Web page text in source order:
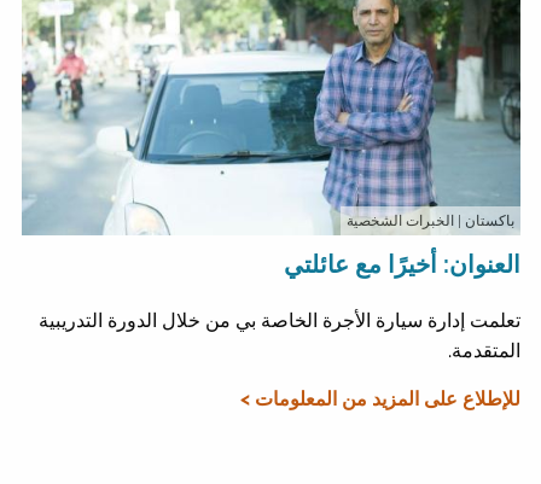
باكستان | الخبرات الشخصية
العنوان: أخيرًا مع عائلتي
تعلمت إدارة سيارة الأجرة الخاصة بي من خلال الدورة التدريبية
المتقدمة.
للإطلاع على المزيد من المعلومات >